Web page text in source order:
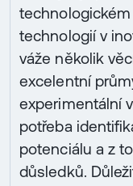
technologickém
technologií v
váže několik
excelentní
experimentální
potřeba
potenciálu a z
důsledků.